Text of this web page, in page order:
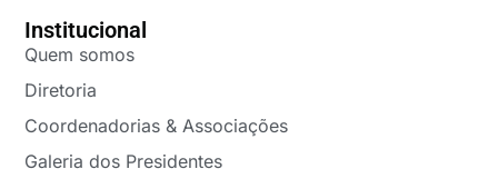
Institucional
Quem somos
Diretoria
Coordenadorias & Associações
Galeria dos Presidentes